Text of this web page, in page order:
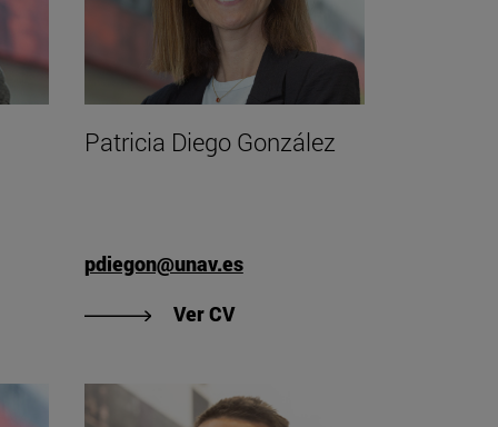
Jorge del Río Pérez"
Patricia Diego González
pdiegon@unav.es
Ver CV"Ver CV de Patricia Diego